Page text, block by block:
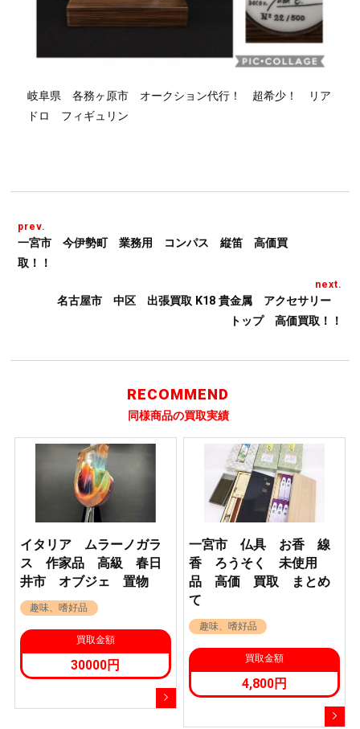
岐阜県 各務ヶ原市 オークション代行！ 超希少！ リア
ドロ フィギュリン
prev.
一宮市 今伊勢町 業務用 コンパス 縦笛 高価買
取！！
next.
名古屋市 中区 出張買取 K18 貴金属 アクセサリー
トップ 高価買取！！
RECOMMEND
同様商品の買取実績
イタリア ムラーノガラ
ス 作家品 高級 春日
井市 オブジェ 置物
趣味、嗜好品
買取金額
30000円
一宮市 仏具 お香 線
香 ろうそく 未使用
品 高価 買取 まとめ
て
趣味、嗜好品
買取金額
4,800円